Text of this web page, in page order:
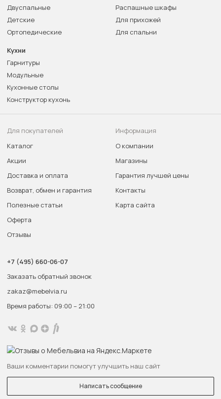
Двуспальные
Детские
Ортопедические
Распашные шкафы
Для прихожей
Для спальни
Кухни
Гарнитуры
Модульные
Кухонные столы
Конструктор кухонь
Для покупателей
Каталог
Акции
Доставка и оплата
Возврат, обмен и гарантия
Полезные статьи
Оферта
Отзывы
Информация
О компании
Магазины
Гарантия лучшей цены
Контакты
Карта сайта
+7 (495) 660-06-07
Заказать обратный звонок
zakaz@mebelvia.ru
Время работы: 09:00 – 21:00
Ваши комментарии помогут улучшить наш сайт
Написать сообщение